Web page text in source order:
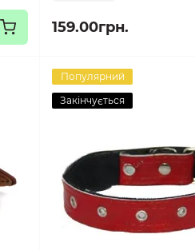
159.00грн.
Популярний
Закінчується